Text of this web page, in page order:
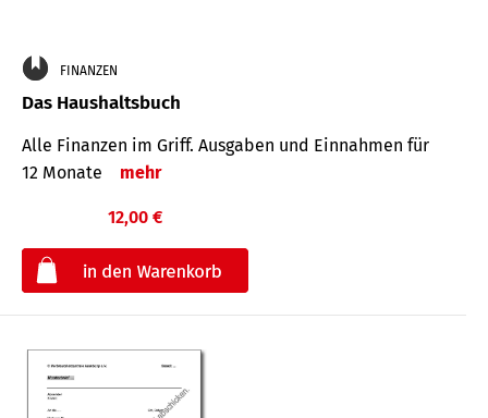
FINANZEN
Das Haushaltsbuch
Alle Finanzen im Griff. Aus­gaben und Ein­nahmen für
12 Monate
mehr
12,00 €